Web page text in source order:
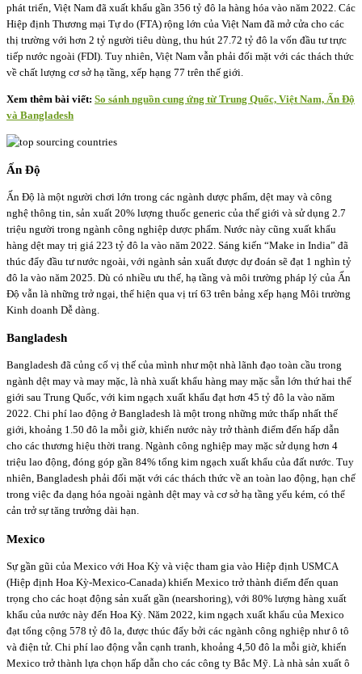
phát triển, Việt Nam đã xuất khẩu gần 356 tỷ đô la hàng hóa vào năm 2022. Các
Hiệp định Thương mại Tự do (FTA) rộng lớn của Việt Nam đã mở cửa cho các
thị trường với hơn 2 tỷ người tiêu dùng, thu hút 27.72 tỷ đô la vốn đầu tư trực
tiếp nước ngoài (FDI). Tuy nhiên, Việt Nam vẫn phải đối mặt với các thách thức
về chất lượng cơ sở hạ tầng, xếp hạng 77 trên thế giới.
Xem thêm bài viết: So sánh nguồn cung ứng từ Trung Quốc, Việt Nam, Ấn Độ
và Bangladesh
Ấn Độ
Ấn Độ là một người chơi lớn trong các ngành dược phẩm, dệt may và công
nghệ thông tin, sản xuất 20% lượng thuốc generic của thế giới và sử dụng 2.7
triệu người trong ngành công nghiệp dược phẩm. Nước này cũng xuất khẩu
hàng dệt may trị giá 223 tỷ đô la vào năm 2022. Sáng kiến “Make in India” đã
thúc đẩy đầu tư nước ngoài, với ngành sản xuất được dự đoán sẽ đạt 1 nghìn tỷ
đô la vào năm 2025. Dù có nhiều ưu thế, hạ tầng và môi trường pháp lý của Ấn
Độ vẫn là những trở ngại, thể hiện qua vị trí 63 trên bảng xếp hạng Môi trường
Kinh doanh Dễ dàng.
Bangladesh
Bangladesh đã củng cố vị thế của mình như một nhà lãnh đạo toàn cầu trong
ngành dệt may và may mặc, là nhà xuất khẩu hàng may mặc sẵn lớn thứ hai thế
giới sau Trung Quốc, với kim ngạch xuất khẩu đạt hơn 45 tỷ đô la vào năm
2022. Chi phí lao động ở Bangladesh là một trong những mức thấp nhất thế
giới, khoảng 1.50 đô la mỗi giờ, khiến nước này trở thành điểm đến hấp dẫn
cho các thương hiệu thời trang. Ngành công nghiệp may mặc sử dụng hơn 4
triệu lao động, đóng góp gần 84% tổng kim ngạch xuất khẩu của đất nước. Tuy
nhiên, Bangladesh phải đối mặt với các thách thức về an toàn lao động, hạn chế
trong việc đa dạng hóa ngoài ngành dệt may và cơ sở hạ tầng yếu kém, có thể
cản trở sự tăng trưởng dài hạn.
Mexico
Sự gần gũi của Mexico với Hoa Kỳ và việc tham gia vào Hiệp định USMCA
(Hiệp định Hoa Kỳ-Mexico-Canada) khiến Mexico trở thành điểm đến quan
trọng cho các hoạt động sản xuất gần (nearshoring), với 80% lượng hàng xuất
khẩu của nước này đến Hoa Kỳ. Năm 2022, kim ngạch xuất khẩu của Mexico
đạt tổng cộng 578 tỷ đô la, được thúc đẩy bởi các ngành công nghiệp như ô tô
và điện tử. Chi phí lao động vẫn cạnh tranh, khoảng 4,50 đô la mỗi giờ, khiến
Mexico trở thành lựa chọn hấp dẫn cho các công ty Bắc Mỹ. Là nhà sản xuất ô